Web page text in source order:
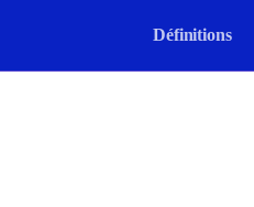
Définitions